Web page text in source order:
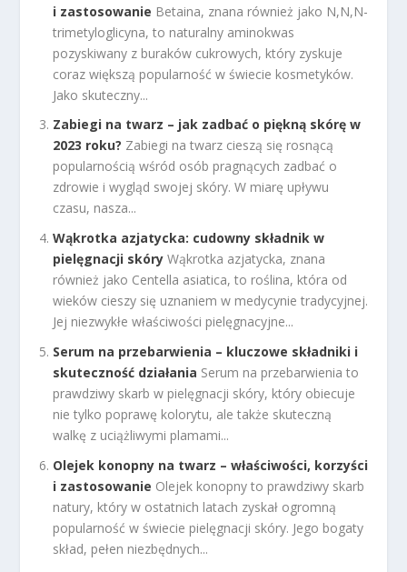
i zastosowanie Betaina, znana również jako N,N,N-
trimetyloglicyna, to naturalny aminokwas
pozyskiwany z buraków cukrowych, który zyskuje
coraz większą popularność w świecie kosmetyków.
Jako skuteczny...
Zabiegi na twarz – jak zadbać o piękną skórę w
2023 roku? Zabiegi na twarz cieszą się rosnącą
popularnością wśród osób pragnących zadbać o
zdrowie i wygląd swojej skóry. W miarę upływu
czasu, nasza...
Wąkrotka azjatycka: cudowny składnik w
pielęgnacji skóry Wąkrotka azjatycka, znana
również jako Centella asiatica, to roślina, która od
wieków cieszy się uznaniem w medycynie tradycyjnej.
Jej niezwykłe właściwości pielęgnacyjne...
Serum na przebarwienia – kluczowe składniki i
skuteczność działania Serum na przebarwienia to
prawdziwy skarb w pielęgnacji skóry, który obiecuje
nie tylko poprawę kolorytu, ale także skuteczną
walkę z uciążliwymi plamami...
Olejek konopny na twarz – właściwości, korzyści
i zastosowanie Olejek konopny to prawdziwy skarb
natury, który w ostatnich latach zyskał ogromną
popularność w świecie pielęgnacji skóry. Jego bogaty
skład, pełen niezbędnych...